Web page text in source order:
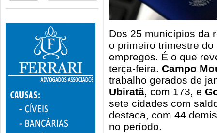
Dos 25 municípios da
o primeiro trimestre
empregos. É o que
terça-feira. Campo
trabalho gerados de
Ubiratã, com 173, e
sete cidades com
destaca, com 44
no período.